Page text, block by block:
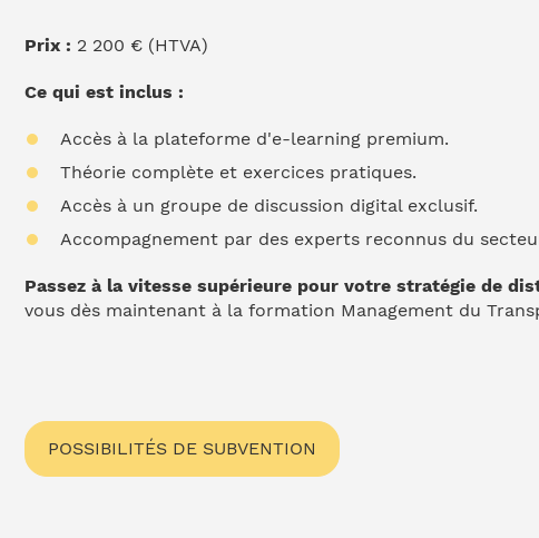
Prix : 2 200 € (HTVA)
Ce qui est inclus :
Accès à la plateforme d'e-learning premium.
Théorie complète et exercices pratiques.
Accès à un groupe de discussion digital exclusif.
Accompagnement par des experts reconnus du
Passez à la vitesse supérieure pour votre stratégie de
vous dès maintenant à la formation Management du
POSSIBILITÉS DE SUBVENTION